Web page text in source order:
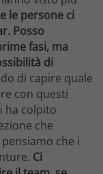
le persone ci
Posso
fasi, ma
di
di capire quale
con questi
ha colpito
che
che i
Ci